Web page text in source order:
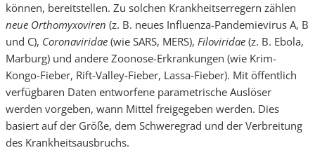
können, bereitstellen. Zu solchen Krankheitserregern zählen
neue Orthomyxoviren (z. B. neues Influenza-Pandemievirus A, B
und C), Coronaviridae (wie SARS, MERS), Filoviridae (z. B. Ebola,
Marburg) und andere Zoonose-Erkrankungen (wie Krim-
Kongo-Fieber, Rift-Valley-Fieber, Lassa-Fieber). Mit öffentlich
verfügbaren Daten entworfene parametrische Auslöser
werden vorgeben, wann Mittel freigegeben werden. Dies
basiert auf der Größe, dem Schweregrad und der Verbreitung
des Krankheitsausbruchs.